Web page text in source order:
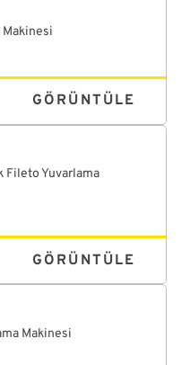
Makinesi
GÖRÜNTÜLE
Fileto Yuvarlama
GÖRÜNTÜLE
Makinesi